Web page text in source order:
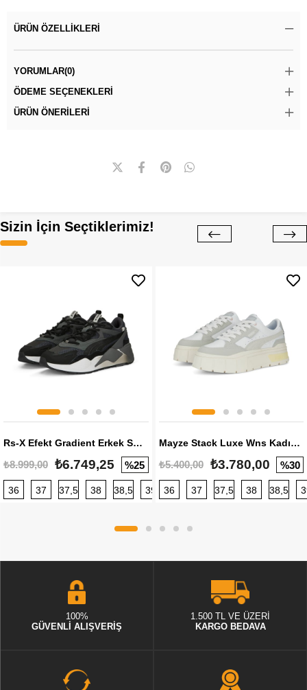
ÜRÜN ÖZELLIKLERI
YORUMLAR(0)
ÖDEME SEÇENEKLERI
ÜRÜN ÖNERILERI
Sizin İçin Seçtiklerimiz!
Rs-X Efekt Gradient Erkek Sneaker
₺8.999,00 ₺6.749,25 %25
36 37 37,5 38 38,5 39 40 40,5 41 42 42,5
Mayze Stack Luxe Wns Kadın Sneaker
₺5.400,00 ₺3.780,00 %30
36 37 37,5 38 38,5
100%
GÜVENLİ ALIŞVERİŞ
1.500 TL VE ÜZERİ
KARGO BEDAVA